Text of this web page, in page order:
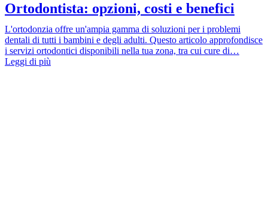
Ortodontista: opzioni, costi e benefici
L'ortodonzia offre un'ampia gamma di soluzioni per i problemi
dentali di tutti i bambini e degli adulti. Questo articolo approfondisce
i servizi ortodontici disponibili nella tua zona, tra cui cure di…
Leggi di più